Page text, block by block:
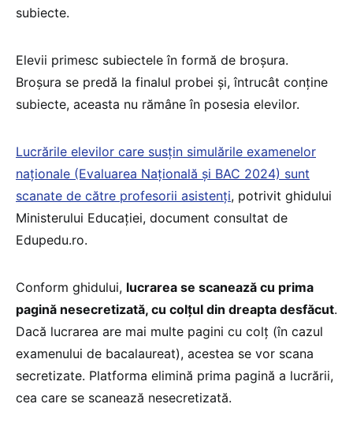
subiecte.
Elevii primesc subiectele în formă de broșura.
Broșura se predă la finalul probei şi, întrucât conține
subiecte, aceasta nu rămâne în posesia elevilor.
Lucrările elevilor care susțin simulările examenelor
naționale (Evaluarea Națională și BAC 2024) sunt
scanate de către profesorii asistenți, potrivit ghidului
Ministerului Educației, document consultat de
Edupedu.ro.
Conform ghidului, lucrarea se scanează cu prima
pagină nesecretizată, cu colțul din dreapta desfăcut.
Dacă lucrarea are mai multe pagini cu colț (în cazul
examenului de bacalaureat), acestea se vor scana
secretizate. Platforma elimină prima pagină a lucrării,
cea care se scanează nesecretizată.